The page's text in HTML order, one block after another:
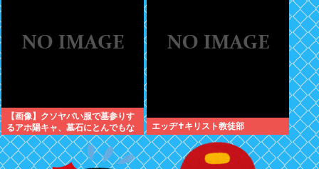
【画像】クソヤバい服で墓参りす
るアホ陽キャ、墓石にとんでもな
いものをぶっかける
エッヂ✝️キリスト教徒部